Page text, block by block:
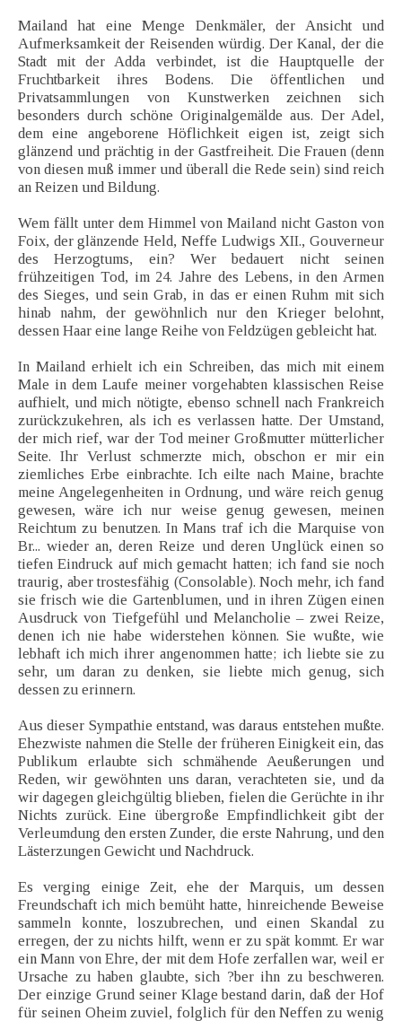
Mailand hat eine Menge Denkmäler, der Ansicht und
Aufmerksamkeit der Reisenden würdig. Der Kanal, der die
Stadt mit der Adda verbindet, ist die Hauptquelle der
Fruchtbarkeit ihres Bodens. Die öffentlichen und
Privatsammlungen von Kunstwerken zeichnen sich
besonders durch schöne Originalgemälde aus. Der Adel,
dem eine angeborene Höflichkeit eigen ist, zeigt sich
glänzend und prächtig in der Gastfreiheit. Die Frauen (denn
von diesen muß immer und überall die Rede sein) sind reich
an Reizen und Bildung.
Wem fällt unter dem Himmel von Mailand nicht Gaston von
Foix, der glänzende Held, Neffe Ludwigs XII., Gouverneur
des Herzogtums, ein? Wer bedauert nicht seinen
frühzeitigen Tod, im 24. Jahre des Lebens, in den Armen
des Sieges, und sein Grab, in das er einen Ruhm mit sich
hinab nahm, der gewöhnlich nur den Krieger belohnt,
dessen Haar eine lange Reihe von Feldzügen gebleicht hat.
In Mailand erhielt ich ein Schreiben, das mich mit einem
Male in dem Laufe meiner vorgehabten klassischen Reise
aufhielt, und mich nötigte, ebenso schnell nach Frankreich
zurückzukehren, als ich es verlassen hatte. Der Umstand,
der mich rief, war der Tod meiner Großmutter mütterlicher
Seite. Ihr Verlust schmerzte mich, obschon er mir ein
ziemliches Erbe einbrachte. Ich eilte nach Maine, brachte
meine Angelegenheiten in Ordnung, und wäre reich genug
gewesen, wäre ich nur weise genug gewesen, meinen
Reichtum zu benutzen. In Mans traf ich die Marquise von
Br... wieder an, deren Reize und deren Unglück einen so
tiefen Eindruck auf mich gemacht hatten; ich fand sie noch
traurig, aber trostesfähig (Consolable). Noch mehr, ich fand
sie frisch wie die Gartenblumen, und in ihren Zügen einen
Ausdruck von Tiefgefühl und Melancholie – zwei Reize,
denen ich nie habe widerstehen können. Sie wußte, wie
lebhaft ich mich ihrer angenommen hatte; ich liebte sie zu
sehr, um daran zu denken, sie liebte mich genug, sich
dessen zu erinnern.
Aus dieser Sympathie entstand, was daraus entstehen mußte.
Ehezwiste nahmen die Stelle der früheren Einigkeit ein, das
Publikum erlaubte sich schmähende Aeußerungen und
Reden, wir gewöhnten uns daran, verachteten sie, und da
wir dagegen gleichgültig blieben, fielen die Gerüchte in ihr
Nichts zurück. Eine übergroße Empfindlichkeit gibt der
Verleumdung den ersten Zunder, die erste Nahrung, und den
Lästerzungen Gewicht und Nachdruck.
Es verging einige Zeit, ehe der Marquis, um dessen
Freundschaft ich mich bemüht hatte, hinreichende Beweise
sammeln konnte, loszubrechen, und einen Skandal zu
erregen, der zu nichts hilft, wenn er zu spät kommt. Er war
ein Mann von Ehre, der mit dem Hofe zerfallen war, weil er
Ursache zu haben glaubte, sich ?ber ihn zu beschweren.
Der einzige Grund seiner Klage bestand darin, daß der Hof
für seinen Oheim zuviel, folglich für den Neffen zu wenig